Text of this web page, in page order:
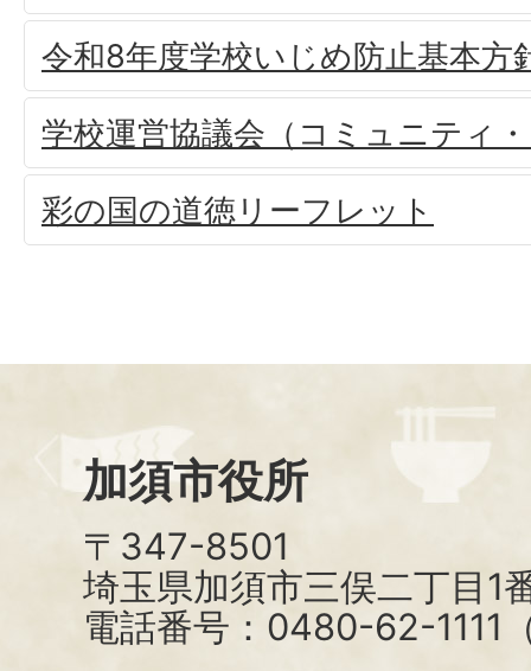
令和8年度学校いじめ防止基本方
学校運営協議会（コミュニティ
彩の国の道徳リーフレット
加須市役所
〒347-8501
埼玉県加須市三俣二丁目1
電話番号：0480-62-1111